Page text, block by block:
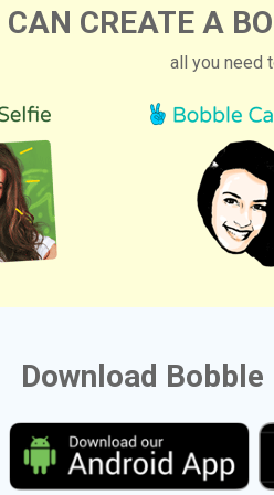
CAN CREATE A
all you need
Download